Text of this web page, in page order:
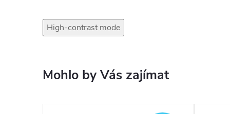
High-contrast mode
Mohlo by Vás zajímat